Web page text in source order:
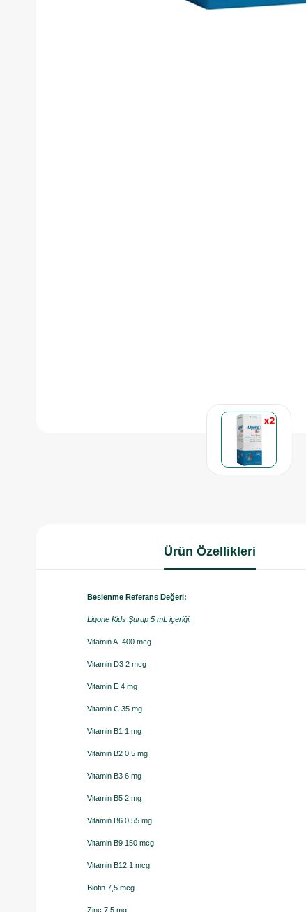
Ürün Özellikleri
Beslenme Referans Değeri:
Ligone Kids Şurup 5 mL içeriği:
Vitamin A 400 mcg
Vitamin D3 2 mcg
Vitamin E 4 mg
Vitamin C 35 mg
Vitamin B1 1 mg
Vitamin B2 0,5 mg
Vitamin B3 6 mg
Vitamin B5 2 mg
Vitamin B6 0,55 mg
Vitamin B9 150 mcg
Vitamin B12 1 mcg
Biotin 7,5 mcg
Zinc 7,5 mg